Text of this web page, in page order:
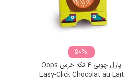
‎−50%
پازل چوبی 4 تکه خرس Oops
Easy-Click Chocolat au Lait